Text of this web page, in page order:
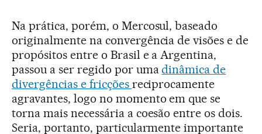
Na prática, porém, o Mercosul, baseado
originalmente na convergência de visões e de
propósitos entre o Brasil e a Argentina,
passou a ser regido por umadinâmica de
divergências e fricções reciprocamente
agravantes, logo no momento em que se
torna mais necessária a coesão entre os dois.
Seria, portanto, particularmente importante